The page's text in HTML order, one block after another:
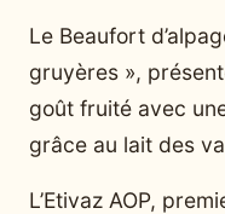
Le Beaufort
gruyères »,
goût fruité avec
grâce au lait des
L’Etivaz AOP,